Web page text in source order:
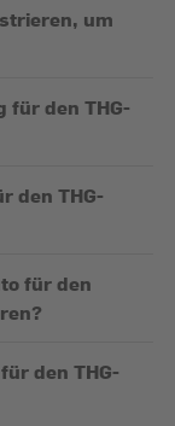
um
für den THG-
den THG-
für den
den THG-